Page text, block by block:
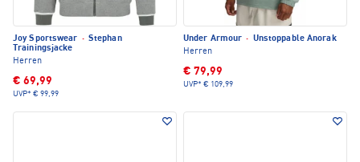
Joy Sportswear · Stephan
Trainingsjacke
Herren
€ 69,99
UVP* € 99,99
Under Armour · Unstoppable Anorak
Herren
€ 79,99
UVP* € 109,99